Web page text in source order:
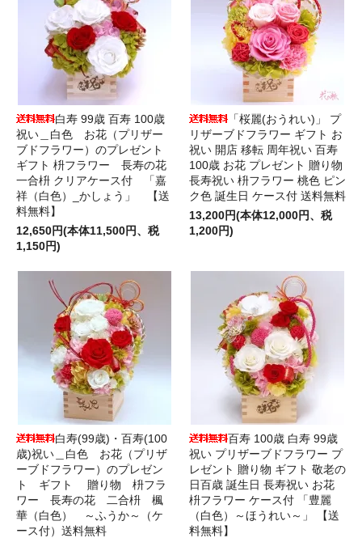
白寿 99歳 百寿 100歳
祝い＿白色 お花（プリザー
ブドフラワー）のプレゼント
ギフト 枡フラワー 長寿の花
一合枡 クリアケース付 「嘉
祥（白色）_かしょう」 【送
料無料】
12,650円(本体11,500円、税
1,150円)
「桜麗(おうれい)」 プ
リザーブドフラワー ギフト お
祝い 開店 移転 周年祝い 百寿
100歳 お花 プレゼント 贈り物
長寿祝い 枡フラワー 桃色 ピン
ク色 誕生日 ケース付 送料無料
13,200円(本体12,000円、税
1,200円)
白寿(99歳)・百寿(100
歳)祝い＿白色 お花（プリザ
ーブドフラワー）のプレゼン
ト ギフト 贈り物 枡フラ
ワー 長寿の花 二合枡 楓
華（白色） ～ふうか～（ケ
ース付）送料無料
百寿 100歳 白寿 99歳
祝い プリザーブドフラワー プ
レゼント 贈り物 ギフト 敬老の
日百歳 誕生日 長寿祝い お花
枡フラワー ケース付 「豊麗
（白色）～ほうれい～」 【送
料無料】